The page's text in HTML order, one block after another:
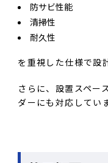
防サビ性能
清掃性
耐久性
を重視した仕様で設
さらに、設置スペー
ダーにも対応してい